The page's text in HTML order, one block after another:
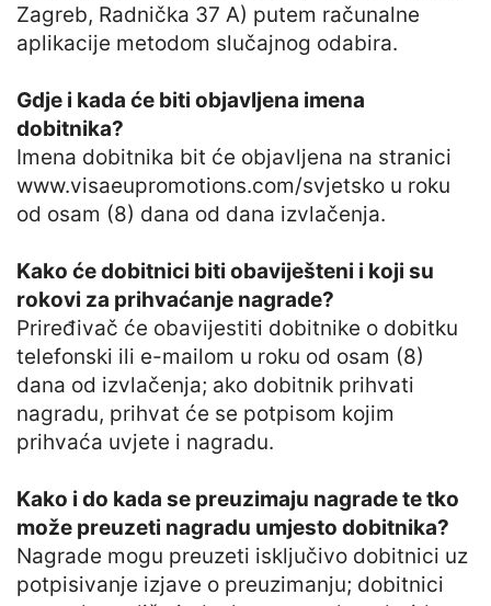
Zagreb, Radnička 37 A) putem računalne
aplikacije metodom slučajnog odabira.
Gdje i kada će biti objavljena imena
dobitnika?
Imena dobitnika bit će objavljena na stranici
www.visaeupromotions.com/svjetsko u roku
od osam (8) dana od dana izvlačenja.
Kako će dobitnici biti obaviješteni i koji su
rokovi za prihvaćanje nagrade?
Priređivač će obavijestiti dobitnike o dobitku
telefonski ili e-mailom u roku od osam (8)
dana od izvlačenja; ako dobitnik prihvati
nagradu, prihvat će se potpisom kojim
prihvaća uvjete i nagradu.
Kako i do kada se preuzimaju nagrade te tko
može preuzeti nagradu umjesto dobitnika?
Nagrade mogu preuzeti isključivo dobitnici uz
potpisivanje izjave o preuzimanju; dobitnici